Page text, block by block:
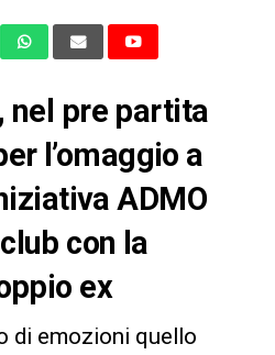
nel pre partita
l’omaggio a
ADMO
con la
ex
di emozioni quello